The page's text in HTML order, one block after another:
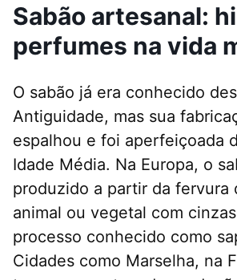
Sabão artesanal:
perfumes na vida
O sabão já era conhecido
Antiguidade, mas sua
espalhou e foi aperfeiçoada
Idade Média. Na Europa, o
produzido a partir da fervura
animal ou vegetal com
processo conhecido como
Cidades como Marselha, na